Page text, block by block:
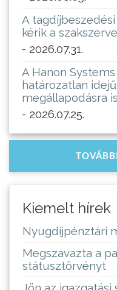
A
kérik a
- 2026.07.31.
A Hanon
határozatlan
megállapodásra is
- 2026.07.25.
Kiemelt hírek
Nyugdíjpénztári
Megszavazta a
státusztörvényt